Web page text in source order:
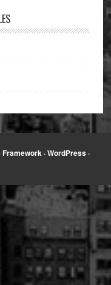
Framework ·WordPress ·